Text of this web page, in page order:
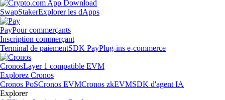
SwapStakerExplorer les dApps
PayPour commerçants
Inscription commerçant
Terminal de paiementSDK PayPlug-ins e-commerce
CronosLayer 1 compatible EVM
Explorez Cronos
Cronos PoSCronos EVMCronos zkEVMSDK d'agent IA
Explorer